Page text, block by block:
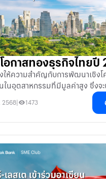
อกาสทองธุรกิจไทยปี
ให้ความสำคัญกับการพัฒนาเชิงโ
ในอุตสาหกรรมที่มีมูลค่าสูง ซึ่งจ
ส่วนที่เป็นอุตสาหกรรมหลักของปร
2568| 1473